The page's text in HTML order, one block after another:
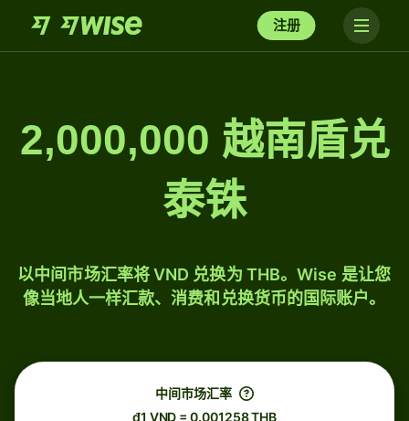
注册
2,000,000 越南盾兑
泰铢
以中间市场汇率将 VND 兑换为 THB。Wise 是让您
像当地人一样汇款、消费和兑换货币的国际账户。
中间市场汇率
₫1 VND = 0.001258 THB